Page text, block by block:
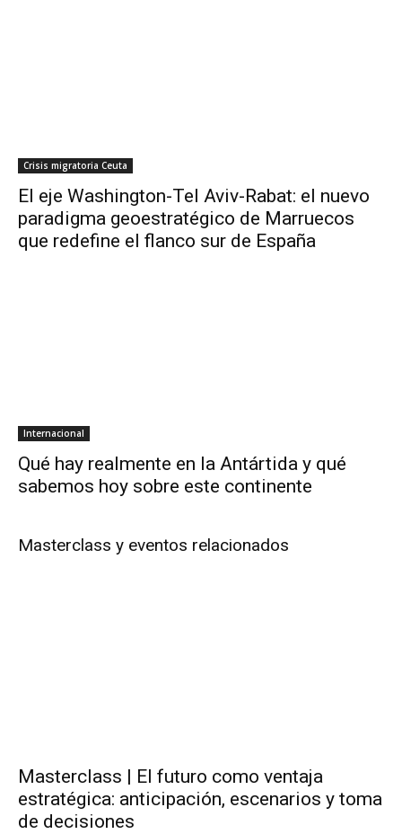
Crisis migratoria Ceuta
El eje Washington-Tel Aviv-Rabat: el nuevo
paradigma geoestratégico de Marruecos
que redefine el flanco sur de España
Internacional
Qué hay realmente en la Antártida y qué
sabemos hoy sobre este continente
Masterclass y eventos relacionados
Masterclass | El futuro como ventaja
estratégica: anticipación, escenarios y toma
de decisiones